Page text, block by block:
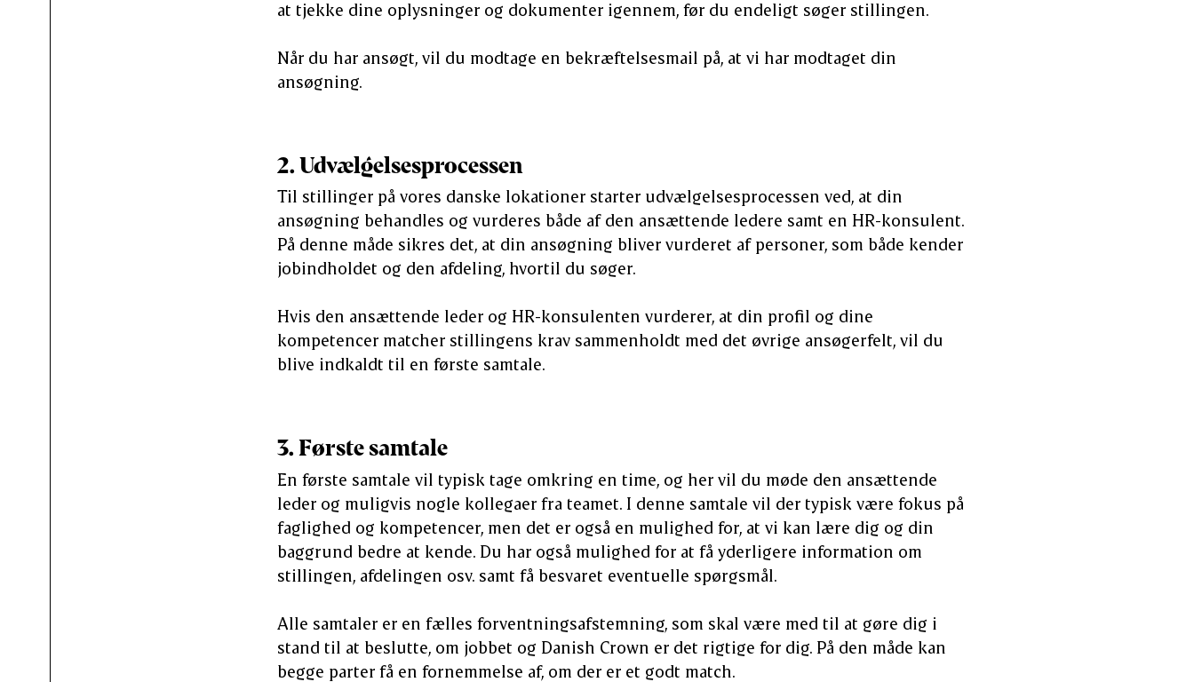
at tjekke dine oplysninger og dokumenter igennem, før du endeligt søger stillingen.
Når du har ansøgt, vil du modtage en bekræftelsesmail på, at vi har modtaget din
ansøgning.
2. Udvælgelsesprocessen
Til stillinger på vores danske lokationer starter udvælgelsesprocessen ved, at din
ansøgning behandles og vurderes både af den ansættende ledere samt en HR-konsulent.
På denne måde sikres det, at din ansøgning bliver vurderet af personer, som både kender
jobindholdet og den afdeling, hvortil du søger.
Hvis den ansættende leder og HR-konsulenten vurderer, at din profil og dine
kompetencer matcher stillingens krav sammenholdt med det øvrige ansøgerfelt, vil du
blive indkaldt til en første samtale.
3. Første samtale
En første samtale vil typisk tage omkring en time, og her vil du møde den ansættende
leder og muligvis nogle kollegaer fra teamet. I denne samtale vil der typisk være fokus på
faglighed og kompetencer, men det er også en mulighed for, at vi kan lære dig og din
baggrund bedre at kende. Du har også mulighed for at få yderligere information om
stillingen, afdelingen osv. samt få besvaret eventuelle spørgsmål.
Alle samtaler er en fælles forventningsafstemning, som skal være med til at gøre dig i
stand til at beslutte, om jobbet og Danish Crown er det rigtige for dig. På den måde kan
begge parter få en fornemmelse af, om der er et godt match.